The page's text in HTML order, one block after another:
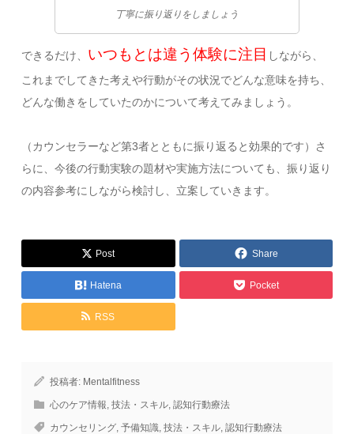
丁寧に振り返りをしましょう
できるだけ、 いつもとは違う体験に注目 しながら、
これまでしてきた考えや行動がその状況でどんな意味を持ち、
どんな働きをしていたのかについて考えてみましょう。
（カウンセラーなど第3者とともに振り返ると効果的です）さ
らに、今後の行動実験の題材や実施方法についても、振り返り
の内容参考にしながら検討し、立案していきます。
Post Share
Hatena Pocket
RSS
投稿者: Mentalfitness
心のケア情報,技法・スキル,認知行動療法
カウンセリング,予備知識,技法・スキル,認知行動療法